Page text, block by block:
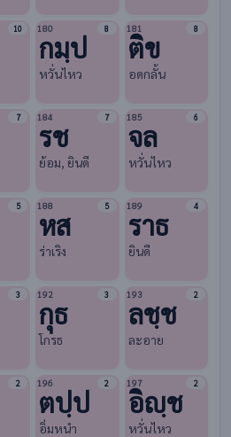
10 180 8
กมฺป
หวั่นไหว
181 8
ติข
อดกลั้น
7 184 7
รช
ย้อม, ยินดี
185 6
จล
หวั่นไหว
5 188 5
หส
ร่าเริง
189 4
ราธ
ยินดี
3 192 3
กุธ
โกรธ
193 2
ลชฺช
ละอาย
2 196 2
ตปฺป
อิ่มหนำ
197 2
อิญฺช
หวั่นไหว